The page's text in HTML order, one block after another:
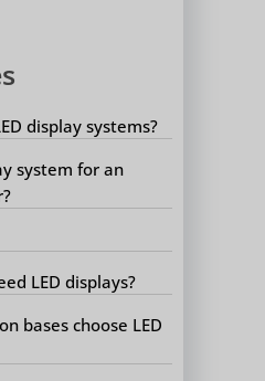
display systems?
system for an
LED displays?
bases choose LED